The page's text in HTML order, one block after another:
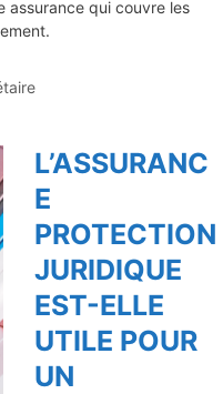
assurance qui couvre les
L’ASSURANC
E
PROTECTION
JURIDIQUE
EST-ELLE
UTILE POUR
UN